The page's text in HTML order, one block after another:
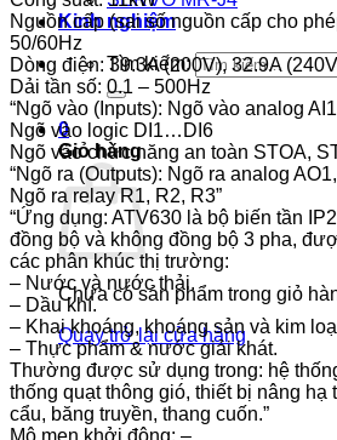
Kinh nghiệm
Tìm kiếm:
0
Giỏ hàng
Chưa có sản phẩm trong giỏ
Quay trở lại cửa hàng
Nguồn cấp (sai số nguồn cấp cho
50/60Hz
Dòng điện: 39.3A (200V), 32.9A
Dải tần số: 0.1 – 500Hz
“Ngõ vào (Inputs): Ngõ vào analog
Ngõ vào logic DI1…DI6
Ngõ vào chức năng an toàn STOA,
“Ngõ ra (Outputs): Ngõ ra analog
Ngõ ra relay R1, R2, R3”
“Ứng dụng: ATV630 là bộ biến tần
đồng bộ và không đồng bộ 3 pha,
các phân khúc thị trường:
– Nước và nước thải.
– Dầu khí.
– Khai khoáng, khoáng sản và kim
– Thực phẩm & nước giải khát.
Thường được sử dụng trong: hệ
thống quạt thông gió, thiết bị nâng hạ
cẩu, băng truyền, thang cuốn.”
Mô men khởi động: –